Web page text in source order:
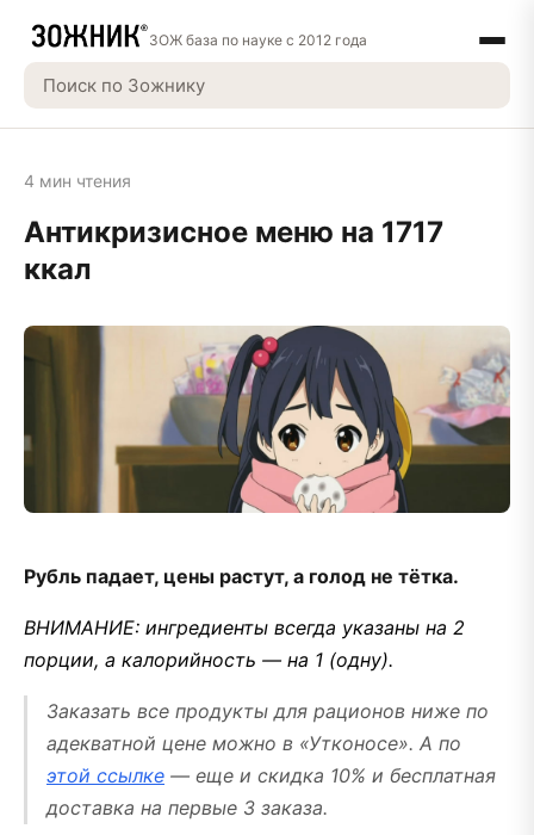
ЗОЖ база по науке с 2012 года
4 мин чтения
Антикризисное меню на 1717
ккал
Рубль падает, цены растут, а голод не тётка.
ВНИМАНИЕ: ингредиенты всегда указаны на 2
порции, а калорийность — на 1 (одну).
Заказать все продукты для рационов ниже по
адекватной цене можно в «Утконосе». А по
этой ссылке — еще и скидка 10% и бесплатная
доставка на первые 3 заказа.